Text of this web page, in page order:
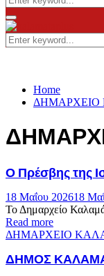
for:
Primary
Menu
Search
for:
Home
Ο Πρέσβης της
18 Μαΐου 202618
Το Δημαρχείο
Read more
ΔΗΜΑΡΧΕΙΟ
ΔΗΜΟΣ